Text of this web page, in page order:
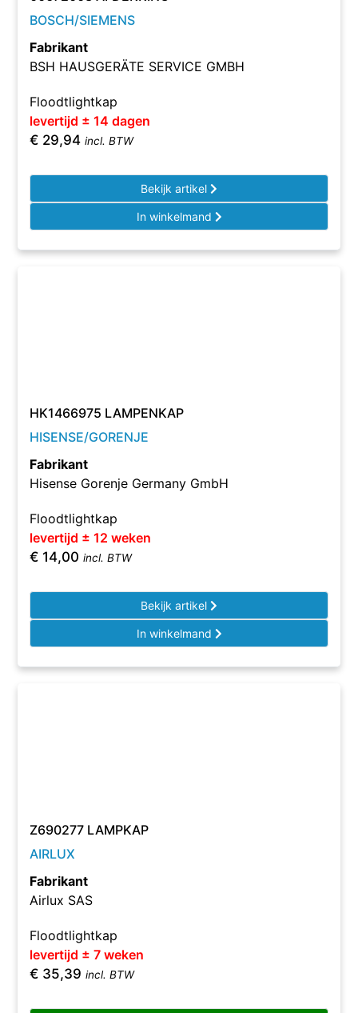
BOSCH/SIEMENS
Fabrikant
BSH HAUSGERÄTE SERVICE GMBH
Floodtlightkap
levertijd ± 14 dagen
€ 29,94 incl. BTW
Bekijk artikel
In winkelmand
HK1466975 LAMPENKAP
HISENSE/GORENJE
Fabrikant
Hisense Gorenje Germany GmbH
Floodtlightkap
levertijd ± 12 weken
€ 14,00 incl. BTW
Bekijk artikel
In winkelmand
Z690277 LAMPKAP
AIRLUX
Fabrikant
Airlux SAS
Floodtlightkap
levertijd ± 7 weken
€ 35,39 incl. BTW